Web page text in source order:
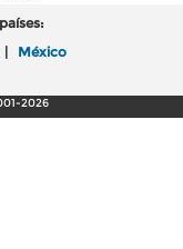
| México
2026